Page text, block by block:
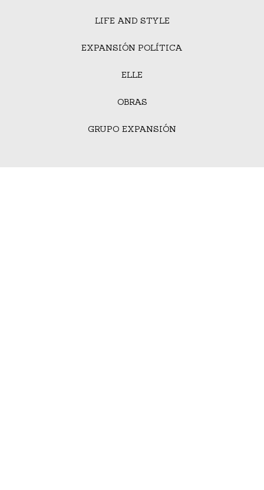
LIFE AND STYLE
EXPANSIÓN POLÍTICA
ELLE
OBRAS
GRUPO EXPANSIÓN